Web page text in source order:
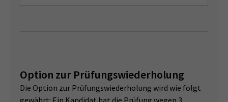
Option zur Prüfungswiederholung
Die Option zur Prüfungswiederholung wird wie folgt
gewährt: Ein Kandidat hat die Prüfung wegen 3